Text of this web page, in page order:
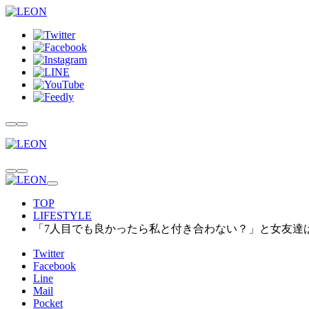
TOP
LIFESTYLE
「7人目でも良かったら私と付き合わない？」と女友達
Twitter
Facebook
Line
Mail
Pocket